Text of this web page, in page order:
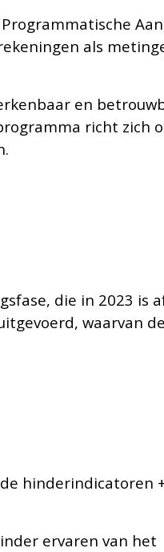
als
en
richt zich
die in 2023 is
waarvan
hinderindicatoren
ervaren van het